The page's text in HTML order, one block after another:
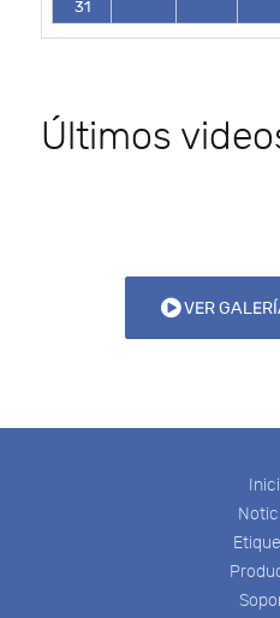
31
Últimos
VER